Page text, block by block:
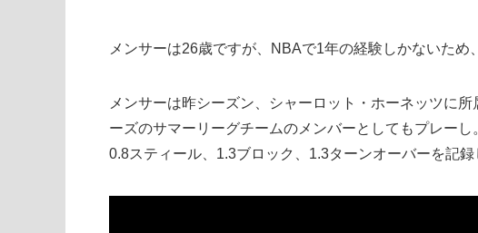
メンサーは26歳ですが、NBAで1年の経験しかないため
メンサーは昨シーズン、シャーロット・ホーネッツに
ーズのサマーリーグチームのメンバーとしてもプレー
0.8スティール、1.3ブロック、1.3ターンオーバーを記録